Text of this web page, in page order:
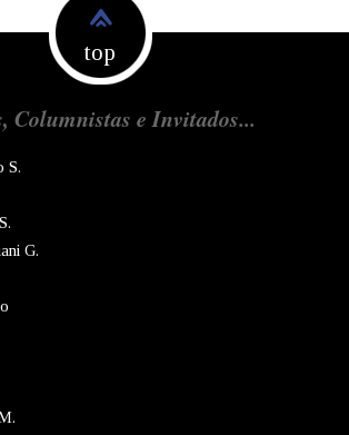
top
Columnistas e Invitados...
S.
G.